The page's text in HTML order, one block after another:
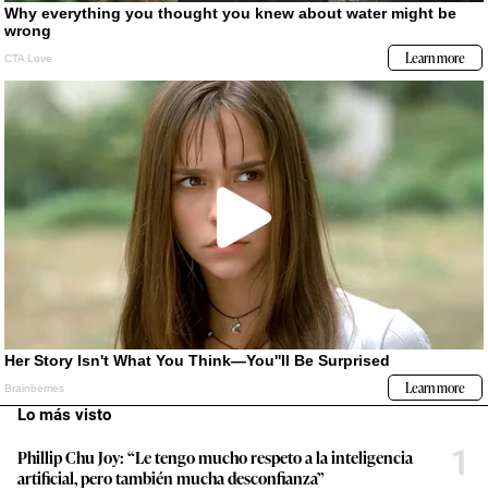
Lo más visto
Phillip Chu Joy: “Le tengo mucho respeto a la inteligencia
artificial, pero también mucha desconfianza”
1